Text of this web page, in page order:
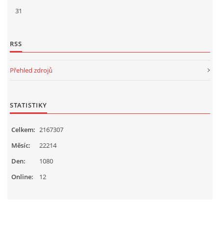
31
RSS
Přehled zdrojů
STATISTIKY
Online: 12
Celkem: 2167307
Měsíc:
22214
Den:
1080